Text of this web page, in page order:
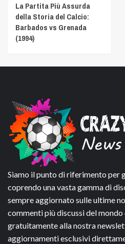
La Partita Più Assurda
della Storia del Calcio:
Barbados vs Grenada
(1994)
Siamo il punto di riferimento per
coprendo una vasta gamma di
sempre aggiornato sulle ultime
commenti più discussi del
gratuitamente alla nostra
aggiornamenti esclusivi